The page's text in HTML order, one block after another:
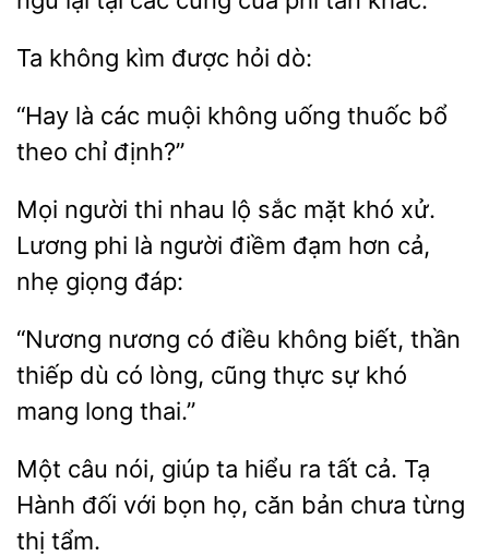
không kìm hỏi
“Hay
các muội không uống thuốc
theo chỉ
Mọi người thi nhau sắc mặt
xử.
Lương phi là người
đạm hơn cả,
nhẹ giọng đáp:
“Nương có điều
biết, thần
thiếp dù có
cũng thực sự khó
mang long thai.”
Một nói, giúp ta hiểu
tất cả.
Hành đối với bọn họ, căn bản chưa từng
thị tẩm.